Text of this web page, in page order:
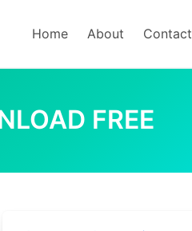
Home About Contact
FREE